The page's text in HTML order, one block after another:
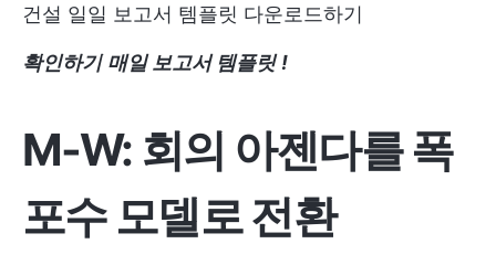
건설 일일 보고서 템플릿 다운로드하기
확인하기 매일 보고서 템플릿 !
M-W: 회의 아젠다를 폭
포수 모델로 전환